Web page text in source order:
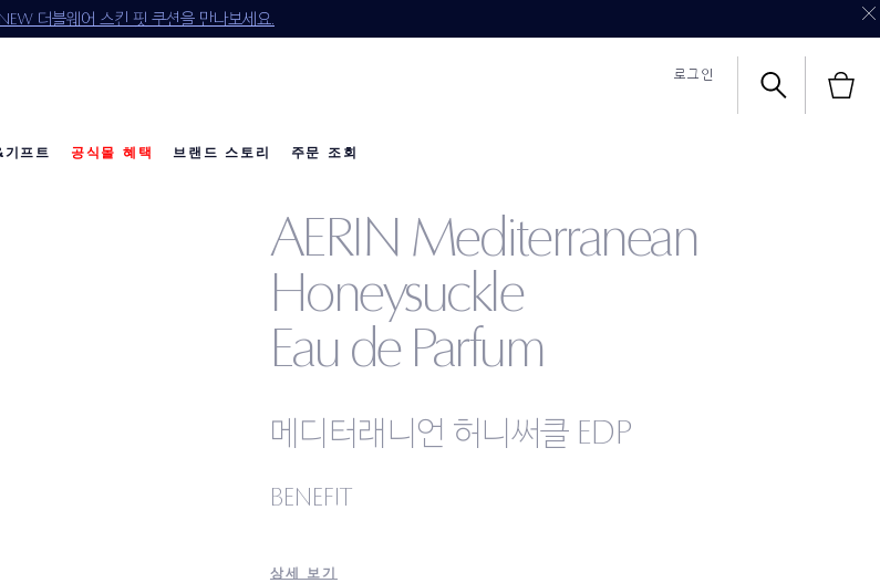
NEW 더블웨어 스킨 핏 쿠션을 만나보세요.
로그인
프트 공식몰 혜택 브랜드 스토리 주문 조회
공식몰 쇼핑혜택
공식몰 쇼핑혜택
칼리's 초이스
리제너레이팅 유스 영상 보기
AERIN Mediterranean
Honeysuckle
Eau de Parfum
메디터래니언 허니써클 EDP
BENEFIT
상세 보기